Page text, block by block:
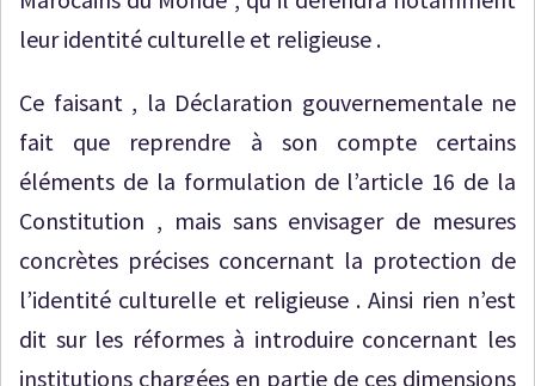
leur identité culturelle et religieuse .
Ce faisant , la Déclaration gouvernementale ne
fait que reprendre à son compte certains
éléments de la formulation de l’article 16 de la
Constitution , mais sans envisager de mesures
concrètes précises concernant la protection de
l’identité culturelle et religieuse . Ainsi rien n’est
dit sur les réformes à introduire concernant les
institutions chargées en partie de ces dimensions